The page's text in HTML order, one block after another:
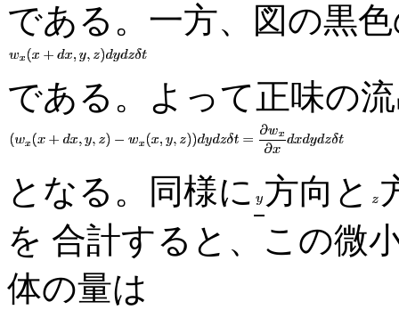
である。一方、図の黒
である。よって正味の
となる。同様に 方向と
を 合計すると、この微
体の量は